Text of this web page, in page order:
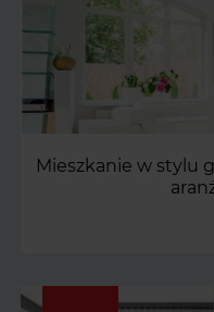
Mieszkanie w stylu